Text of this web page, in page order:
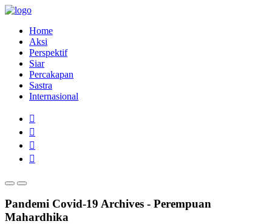
Home
Aksi
Perspektif
Siar
Percakapan
Sastra
Internasional
Pandemi Covid-19 Archives - Perempuan
Mahardhika